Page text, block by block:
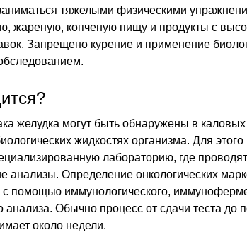
тяжелыми физическими
жареную, копченую пищу и продукты с
Запрещено курение и применение
желудка могут быть обнаружены в
жидкостях организма. Для
лабораторию, где
анализы. Определение онкологических
с помощью иммунологического,
анализа. Обычно процесс от сдачи теста до
около недели.